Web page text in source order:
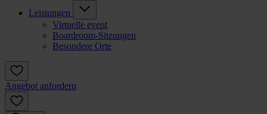
Leistungen
Virtuelle event
Boardroom-Sitzungen
Besondere Orte
Angebot anfordern